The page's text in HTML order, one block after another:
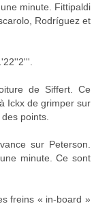
minute. Fittipaldi
Rodríguez et
de Siffert. Ce
Ickx de grimper sur
points.
sur Peterson.
minute. Ce sont
freins « in-board »